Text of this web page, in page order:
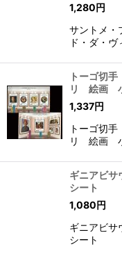
1,280円
サントメ
ド・ダ・
トーゴ切
リ 絵画
1,337円
トーゴ切
リ 絵画
ギニアビ
シート
1,080円
ギニアビ
シート